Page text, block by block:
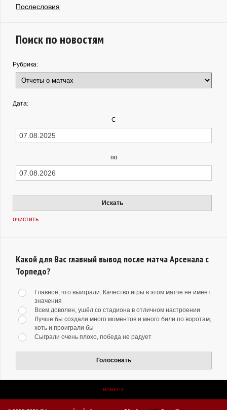
Послесловия
Поиск по новостям
Рубрика:
Дата:
С
по
Искать
очистить
Какой для Вас главный вывод после матча Арсенала с
Торпедо?
Главное, что выиграли. Качество игры в этом матче не имеет
значения
Всем доволен, ушёл со стадиона в отличном настроении
Лучше бы создали много моментов и много били по воротам,
хоть и проиграли бы
Сыграли очень плохо, победа не радует
Голосовать
НАВЕРХ